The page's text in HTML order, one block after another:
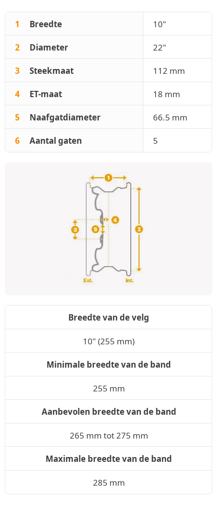
1 Breedte 10"
2 Diameter 22"
3 Steekmaat 112 mm
4 ET-maat 18 mm
5 Naafgatdiameter 66.5 mm
6 Aantal gaten 5
Breedte van de velg
10" (255 mm)
Minimale breedte van de band
255 mm
Aanbevolen breedte van de band
265 mm tot 275 mm
Maximale breedte van de band
285 mm